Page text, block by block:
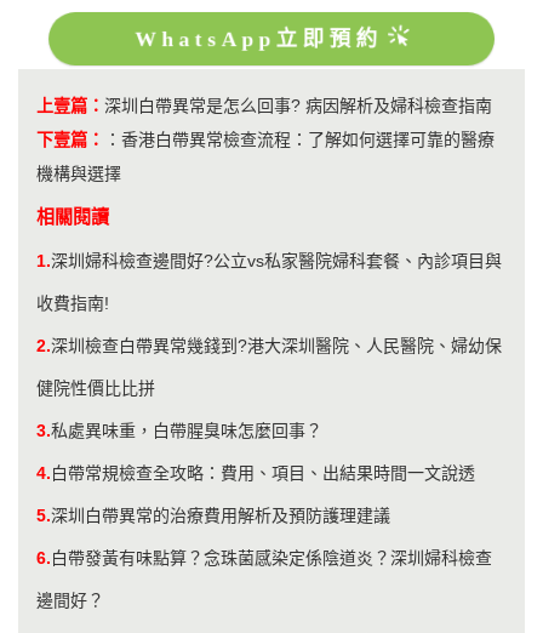
WhatsApp立即預約
上壹篇： 深圳白帶異常是怎么回事? 病因解析及婦科檢查指南
下壹篇：
： 香港白帶異常檢查流程：了解如何選擇可靠的醫療
機構與選擇
相關閱讀
1.深圳婦科檢查邊間好?公立vs私家醫院婦科套餐、內診項目與
收費指南!
2.深圳檢查白帶異常幾錢到?港大深圳醫院、人民醫院、婦幼保
健院性價比比拼
3.私處異味重，白帶腥臭味怎麼回事？
4.白帶常規檢查全攻略：費用、項目、出結果時間一文說透
5.深圳白帶異常的治療費用解析及預防護理建議
6.白帶發黃有味點算？念珠菌感染定係陰道炎？深圳婦科檢查
邊間好？